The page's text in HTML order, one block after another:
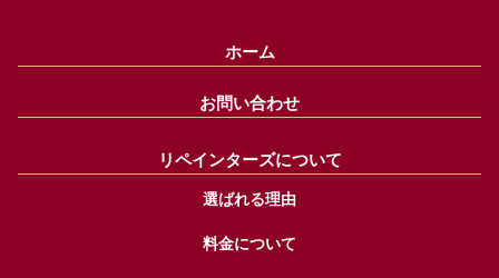
ホーム
お問い合わせ
リペインターズについて
選ばれる理由
料金について